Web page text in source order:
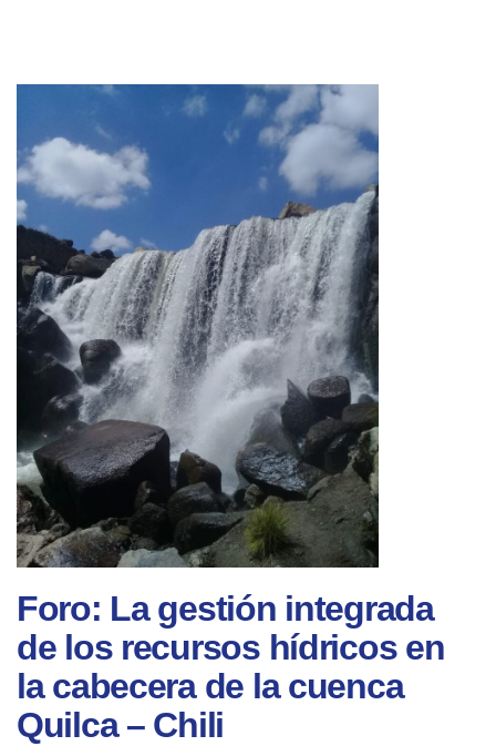
Foro: La gestión integrada
de los recursos hídricos en
la cabecera de la cuenca
Quilca – Chili